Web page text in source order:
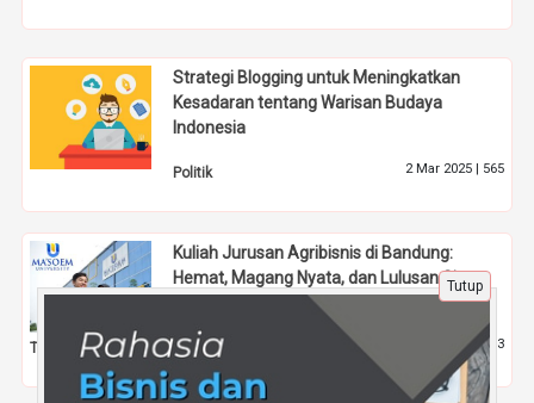
Strategi Blogging untuk Meningkatkan
Kesadaran tentang Warisan Budaya
Indonesia
Politik 2 Mar 2025 | 565
Kuliah Jurusan Agribisnis di Bandung:
Hemat, Magang Nyata, dan Lulusan Siap
Tips 3 Jan 2026 |403
Tutup